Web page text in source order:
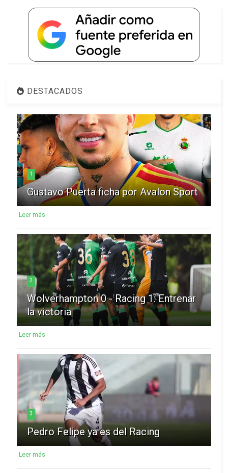
DESTACADOS
1
Gustavo Puerta ficha por Avalon Sport
Leer más
2
Wolverhampton 0 - Racing 1: Entrenar
la victoria
Leer más
3
Pedro Felipe ya es del Racing
Leer más